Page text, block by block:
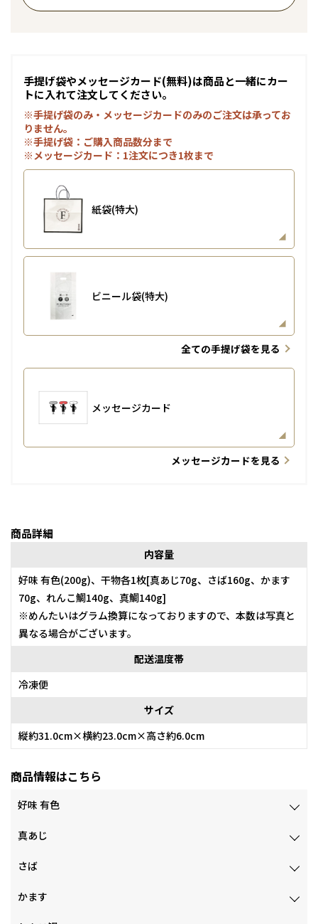
手提げ袋やメッセージカード(無料)は商品と一緒にカー
トに入れて注文してください。
※手提げ袋のみ・メッセージカードのみのご注文は承ってお
りません。
※手提げ袋：ご購入商品数分まで
※メッセージカード：1注文につき1枚まで
紙袋(特大)
ビニール袋(特大)
全ての手提げ袋を見る
メッセージカード
メッセージカードを見る
商品詳細
内容量
好味 有色(200g)、干物各1枚[真あじ70g、さば160g、かます
70g、れんこ鯛140g、真鯛140g]
※めんたいはグラム換算になっておりますので、本数は写真と
異なる場合がございます。
配送温度帯
冷凍便
サイズ
縦約31.0cm×横約23.0cm×高さ約6.0cm
商品情報はこちら
好味 有色
真あじ
さば
かます